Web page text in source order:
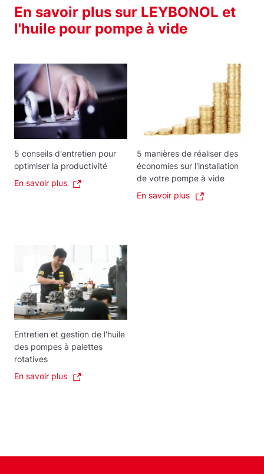
En savoir plus sur LEYBONOL et
l'huile pour pompe à vide
5 conseils d'entretien pour
optimiser la productivité
En savoir plus
5 manières de réaliser des
économies sur l'installation
de votre pompe à vide
En savoir plus
Entretien et gestion de l'huile
des pompes à palettes
rotatives
En savoir plus